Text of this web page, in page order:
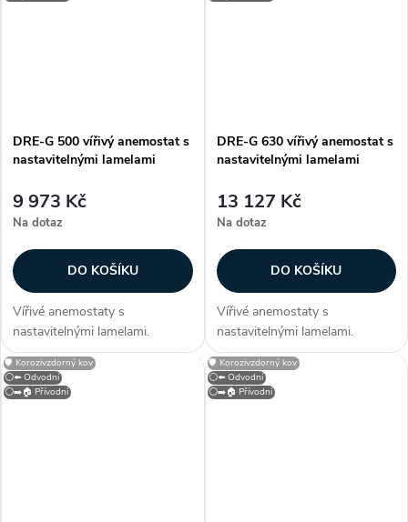
DRE-G 500 vířivý anemostat s
nastavitelnými lamelami
9 973 Kč
Na dotaz
DO KOŠÍKU
Vířivé anemostaty s
nastavitelnými lamelami.
Konstrukce Anemostaty jsou
vyrobeny z hliníku, lamely z
ocelového plechu. Anemostat
DRE-G 630 vířivý anemostat s
nastavitelnými lamelami
13 127 Kč
Na dotaz
DO KOŠÍKU
Vířivé anemostaty s
nastavitelnými lamelami.
Konstrukce Anemostaty jsou
vyrobeny z hliníku, lamely z
ocelového plechu. Anemostat
⚪⬅️ Odvodní
⚪➡️🏠 Přívodní
🛡️ Korozivzdorný kov
⚪⬅️ Odvodní
⚪➡️🏠 Přívodní
🛡️ Korozivzdorný kov